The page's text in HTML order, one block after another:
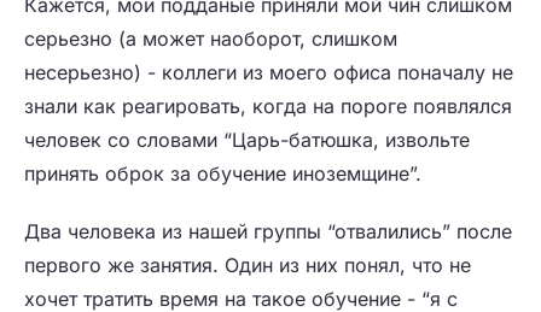
Кажется, мои подданые приняли мой чин слишком
серьезно (а может наоборот, слишком
несерьезно) - коллеги из моего офиса поначалу не
знали как реагировать, когда на пороге появлялся
человек со словами “Царь-батюшка, извольте
принять оброк за обучение иноземщине”.
Два человека из нашей группы “отвалились” после
первого же занятия. Один из них понял, что не
хочет тратить время на такое обучение - “я с